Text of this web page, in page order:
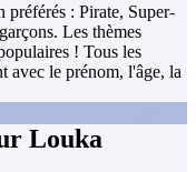
préférés : Pirate, Super-
Les thèmes
! Tous les
avec le prénom, l'âge, la
Louka